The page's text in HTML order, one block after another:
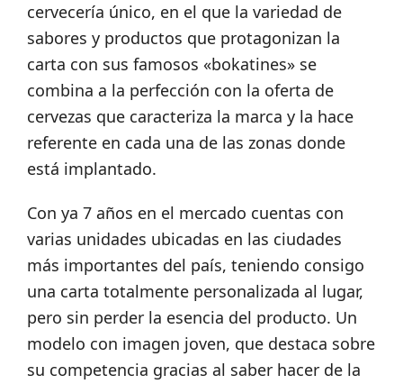
cervecería único, en el que la variedad de
sabores y productos que protagonizan la
carta con sus famosos «bokatines» se
combina a la perfección con la oferta de
cervezas que caracteriza la marca y la hace
referente en cada una de las zonas donde
está implantado.
Con ya 7 años en el mercado cuentas con
varias unidades ubicadas en las ciudades
más importantes del país, teniendo consigo
una carta totalmente personalizada al lugar,
pero sin perder la esencia del producto. Un
modelo con imagen joven, que destaca sobre
su competencia gracias al saber hacer de la